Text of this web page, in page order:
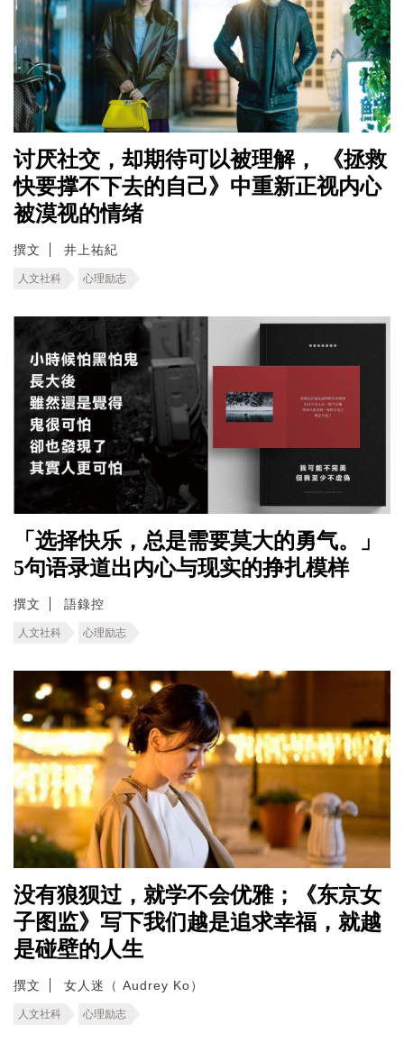
讨厌社交，却期待可以被理解， 《拯救
快要撑不下去的自己》中重新正视内心
被漠视的情绪
撰文 井上祐紀
人文社科 心理励志
「选择快乐，总是需要莫大的勇气。」
5句语录道出内心与现实的挣扎模样
撰文 語錄控
人文社科 心理励志
没有狼狈过，就学不会优雅；《东京女
子图监》写下我们越是追求幸福，就越
是碰壁的人生
撰文 女人迷（ Audrey Ko）
人文社科 心理励志